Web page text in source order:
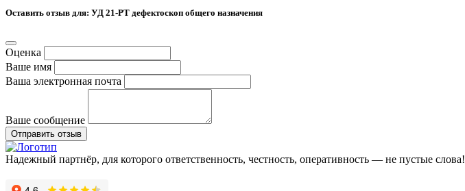
Оставить отзыв для: УД 21-РТ дефектоскоп общего назначения
Оценка
Ваше имя
Ваша электронная почта
Ваше сообщение
Отправить отзыв
Надежный партнёр, для которого ответственность, честность, оперативность — не пустые слова!